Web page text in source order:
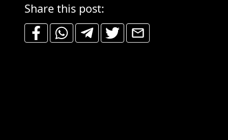
Share this post: